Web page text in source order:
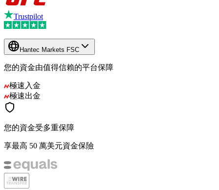
Trustpilot
Hantec Markets FSC
您的資金由值得信賴的平台保障
極速入金
極速出金
您的資金受多重保障
享最高 50 萬美元資金保險